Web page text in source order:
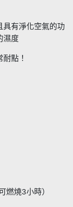
具有淨化空氣的功
濕度
點！
燒3小時）